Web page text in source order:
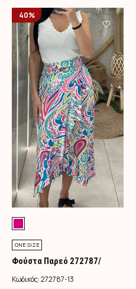
40%
ONE SIZE
Φούστα Παρεό 272787/
Φούξια
Κωδικός:272787-13